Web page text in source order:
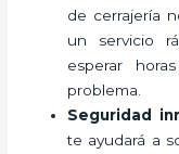
de cerrajería
un servicio
esperar
problema.
Seguridad
te ayudará a